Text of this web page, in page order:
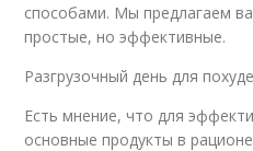
способами. Мы предлагаем
простые, но эффективные.
Разгрузочный день для
Есть мнение, что для
основные продукты в